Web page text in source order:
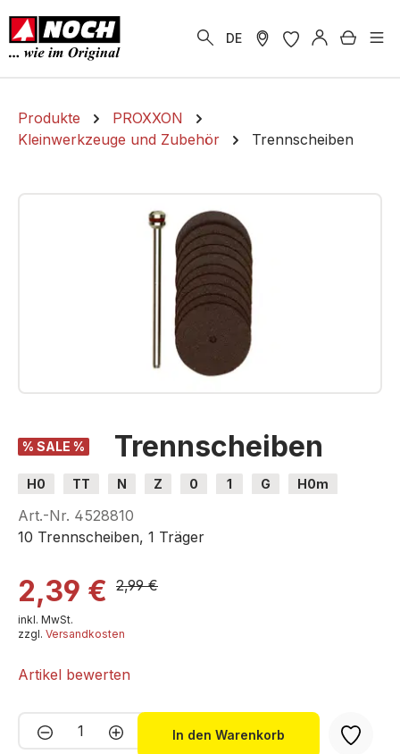
springen
DE
Produkte
PROXXON
Kleinwerkzeuge und Zubehör
Trennscheiben
Bildergalerie überspringen
% SALE % Trennscheiben
H0 TT N Z 0 1 G
H0m
H0e
Art.-Nr. 4528810
10 Trennscheiben, 1 Träger
2,39 € 2,99 €
inkl. MwSt.
zzgl. Versandkosten
Artikel bewerten
Produkt Anzahl: Gib den
In den Warenkorb